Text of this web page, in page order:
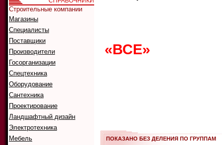
«ВСЕ»
ПОКАЗАНО БЕЗ ДЕЛЕНИЯ ПО ГРУППАМ
Строительные компании
Магазины
Специалисты
Поставщики
Производители
Госорганизации
Спецтехника
Оборудование
Сантехника
Проектирование
Ландшафтный дизайн
Электротехника
Мебель